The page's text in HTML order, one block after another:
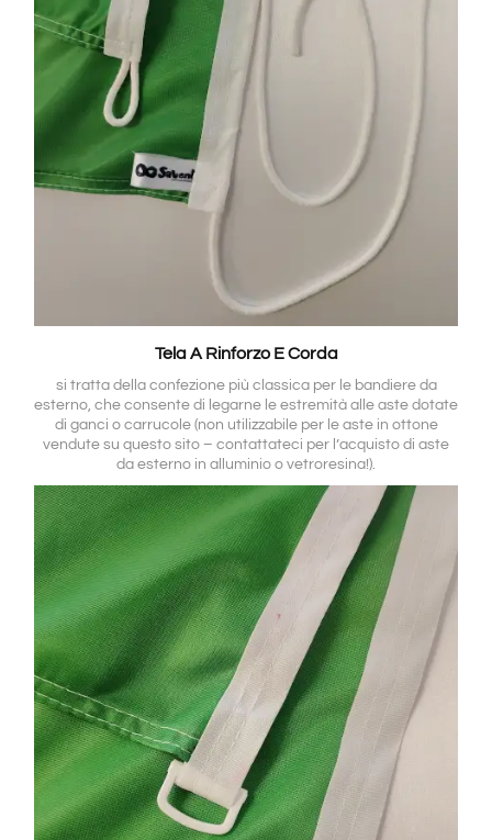
Tela A Rinforzo E Corda
si tratta della confezione più classica per le bandiere da
esterno, che consente di legarne le estremità alle aste dotate
di ganci o carrucole (non utilizzabile per le aste in ottone
vendute su questo sito – contattateci per l’acquisto di aste
da esterno in alluminio o vetroresina!).